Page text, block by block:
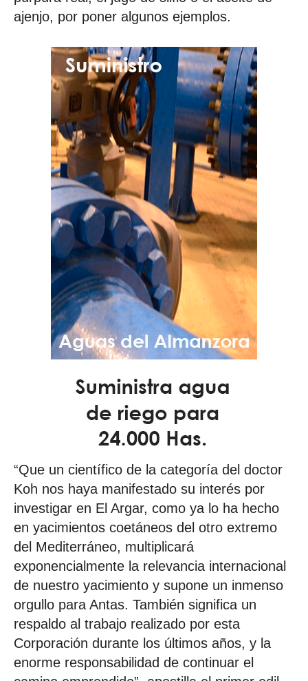
ajenjo, por poner algunos ejemplos.
“Que un científico de la categoría del doctor
Koh nos haya manifestado su interés por
investigar en El Argar, como ya lo ha hecho
en yacimientos coetáneos del otro extremo
del Mediterráneo, multiplicará
exponencialmente la relevancia internacional
de nuestro yacimiento y supone un inmenso
orgullo para Antas. También significa un
respaldo al trabajo realizado por esta
Corporación durante los últimos años, y la
enorme responsabilidad de continuar el